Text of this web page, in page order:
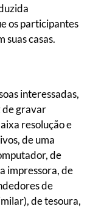
os participantes
suas casas.
interessadas,
de gravar
resolução e
de uma
de
impressora, de
de
de tesoura,